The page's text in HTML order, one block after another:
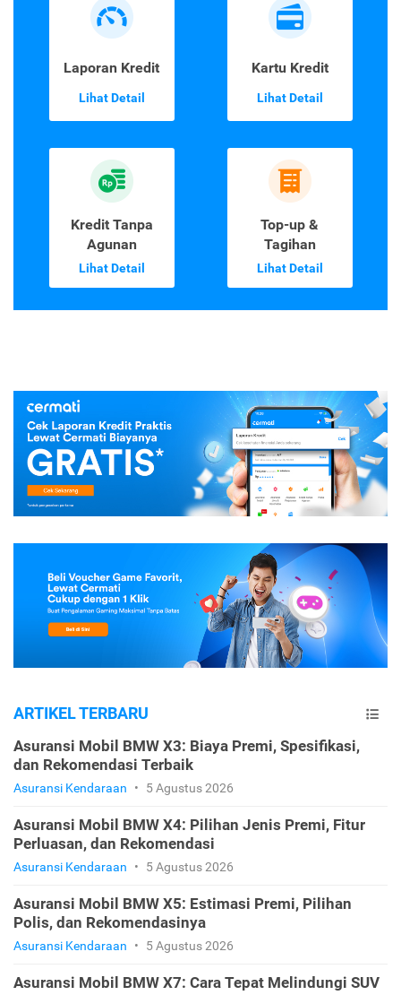
Laporan Kredit
Lihat Detail
Kartu Kredit
Lihat Detail
Kredit Tanpa
Agunan
Lihat Detail
Top-up &
Tagihan
Lihat Detail
ARTIKEL TERBARU
Asuransi Mobil BMW X3: Biaya Premi, Spesifikasi,
dan Rekomendasi Terbaik
Asuransi Kendaraan • 5 Agustus 2026
Asuransi Mobil BMW X4: Pilihan Jenis Premi, Fitur
Perluasan, dan Rekomendasi
Asuransi Kendaraan • 5 Agustus 2026
Asuransi Mobil BMW X5: Estimasi Premi, Pilihan
Polis, dan Rekomendasinya
Asuransi Kendaraan • 5 Agustus 2026
Asuransi Mobil BMW X7: Cara Tepat Melindungi SUV